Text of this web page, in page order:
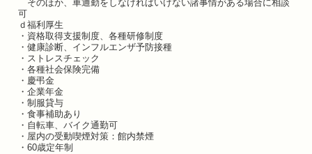
そのほか、車通勤をしなければいけない諸事情がある場合に相談
可
ｄ福利厚生
・資格取得支援制度、各種研修制度
・健康診断、インフルエンザ予防接種
・ストレスチェック
・各種社会保険完備
・慶弔金
・企業年金
・制服貸与
・食事補助あり
・自転車、バイク通勤可
・屋内の受動喫煙対策：館内禁煙
・60歳定年制